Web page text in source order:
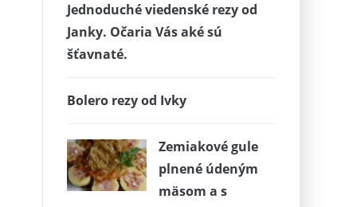
Jednoduché viedenské rezy od
Janky. Očaria Vás aké sú
šťavnaté.
Bolero rezy od Ivky
Zemiakové gule
plnené údeným
mäsom a s